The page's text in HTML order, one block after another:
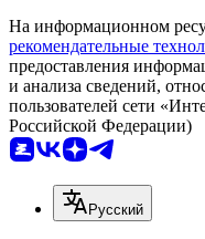
На информационном
рекомендательные
предоставления
и анализа сведений,
пользователей сети
Российской Федерации)
Русский